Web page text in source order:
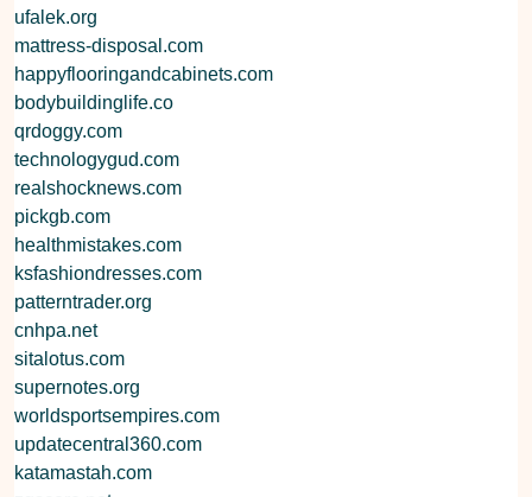
ufalek.org
mattress-disposal.com
happyflooringandcabinets.com
bodybuildinglife.co
qrdoggy.com
technologygud.com
realshocknews.com
pickgb.com
healthmistakes.com
ksfashiondresses.com
patterntrader.org
cnhpa.net
sitalotus.com
supernotes.org
worldsportsempires.com
updatecentral360.com
katamastah.com